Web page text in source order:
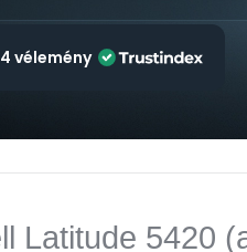
vélemény
Latitude 5420